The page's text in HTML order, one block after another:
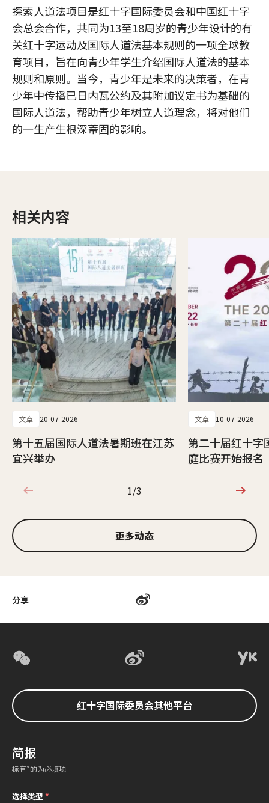
分享
探索人道法项目是红十字国际委员会和中国红十字
会总会合作，共同为13至18周岁的青少年设计的有
关红十字运动及国际人道法基本规则的一项全球教
育项目，旨在向青少年学生介绍国际人道法的基本
规则和原则。当今，青少年是未来的决策者，在青
少年中传播已日内瓦公约及其附加议定书为基础的
国际人道法，帮助青少年树立人道理念，将对他们
的一生产生根深蒂固的影响。
相关内容
文章 20-07-2026
第十五届国际人道法暑期班在江苏
宜兴举办
文章 10-07-2026
第二十届红十字
庭比赛开始报名
1/3
1/3
更多动态
红十字国际委员会其他平台
简报
标有*的为必填项
选择类型*